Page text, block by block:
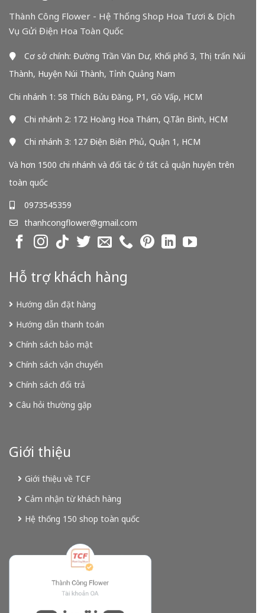
Thành Công Flower - Hệ Thống Shop Hoa Tươi & Dịch
Vụ Gửi Điện Hoa Toàn Quốc
Cơ sở chính: Đường Trần Văn Dư, Khối phố 3, Thị trấn Núi
Thành, Huyện Núi Thành, Tỉnh Quảng Nam
Chi nhánh 1: 58 Thích Bửu Đăng, P1, Gò Vấp, HCM
Chi nhánh 2: 172 Hoàng Hoa Thám, Q.Tân Bình, HCM
Chi nhánh 3: 127 Điện Biên Phủ, Quận 1, HCM
Và hơn 1500 chi nhánh và đối tác ở tất cả quận huyện trên
toàn quốc
0973545359
thanhcongflower@gmail.com
Hỗ trợ khách hàng
Hướng dẫn đặt hàng
Hướng dẫn thanh toán
Chính sách bảo mật
Chính sách vận chuyển
Chính sách đổi trả
Câu hỏi thường gặp
Giới thiệu
Giới thiệu về TCF
Cảm nhận từ khách hàng
Hệ thống 150 shop toàn quốc